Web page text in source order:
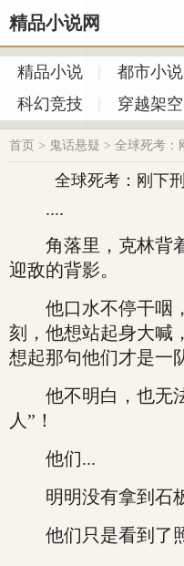
精品小说网
精品小说 都市小说
科幻竞技
穿越架空
首页 > 鬼话悬疑 > 全球死考：
全球死考：刚下
....
角落里，克林背着
迎敌的背影。
他口水不停干咽，
刻，他想站起身大喊
想起那句他们才是一
他不明白，也无法
人”！
他们...
明明没有拿到石
他们只是看到了照